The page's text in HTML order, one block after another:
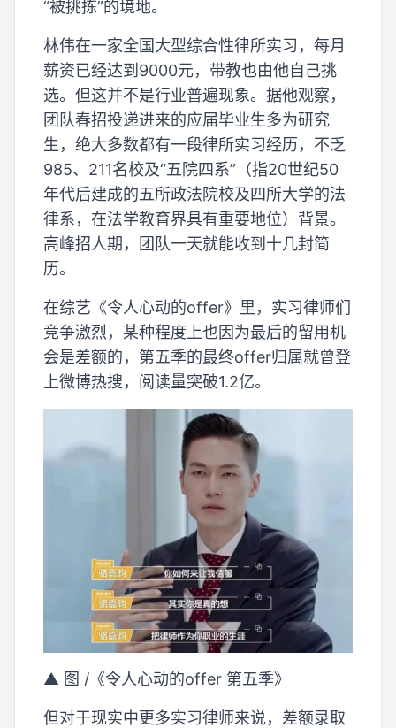
“被挑拣”的境地。
林伟在一家全国大型综合性律所实习，每月
薪资已经达到9000元，带教也由他自己挑
选。但这并不是行业普遍现象。据他观察，
团队春招投递进来的应届毕业生多为研究
生，绝大多数都有一段律所实习经历，不乏
985、211名校及“五院四系”（指20世纪50
年代后建成的五所政法院校及四所大学的法
律系，在法学教育界具有重要地位）背景。
高峰招人期，团队一天就能收到十几封简
历。
在综艺《令人心动的offer》里，实习律师们
竞争激烈，某种程度上也因为最后的留用机
会是差额的，第五季的最终offer归属就曾登
上微博热搜，阅读量突破1.2亿。
▲ 图 /《令人心动的offer 第五季》
但对于现实中更多实习律师来说，差额录取